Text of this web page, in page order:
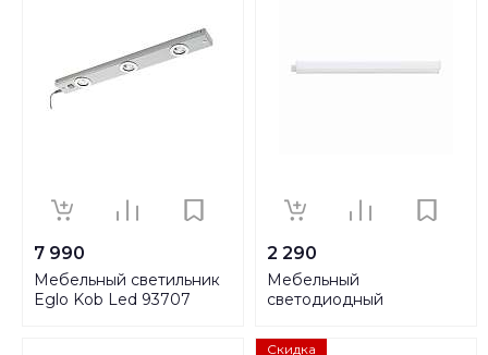
7 990
Мебельный светильник
Eglo Kob Led 93707
2 290
Мебельный
светодиодный
97571
Скидка